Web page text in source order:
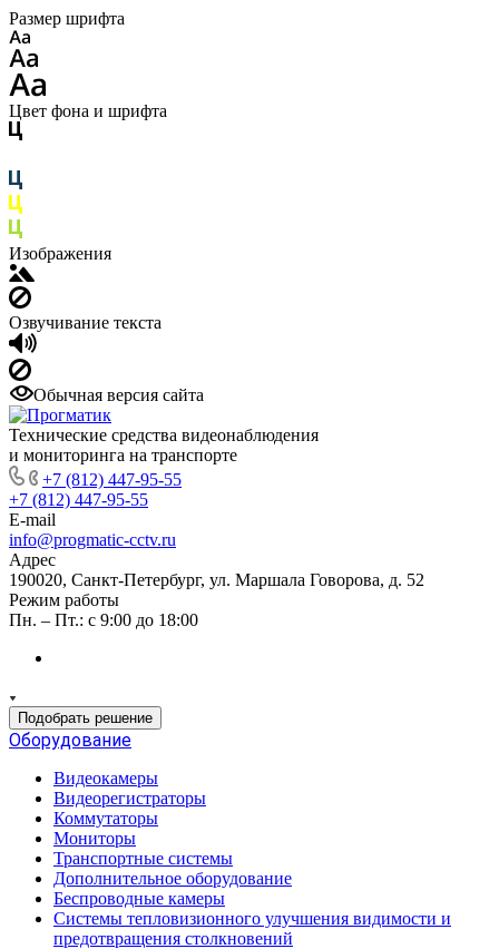
Размер шрифта
Цвет фона и шрифта
Изображения
Озвучивание текста
Обычная версия сайта
Технические средства видеонаблюдения
и мониторинга на транспорте
+7 (812) 447-95-55
+7 (812) 447-95-55
E-mail
info@progmatic-cctv.ru
Адрес
190020, Санкт-Петербург, ул. Маршала Говорова, д. 52
Режим работы
Пн. – Пт.: с 9:00 до 18:00
Подобрать решение
Оборудование
Видеокамеры
Видеорегистраторы
Коммутаторы
Мониторы
Транспортные системы
Дополнительное оборудование
Беспроводные камеры
Системы тепловизионного улучшения видимости и
предотвращения столкновений